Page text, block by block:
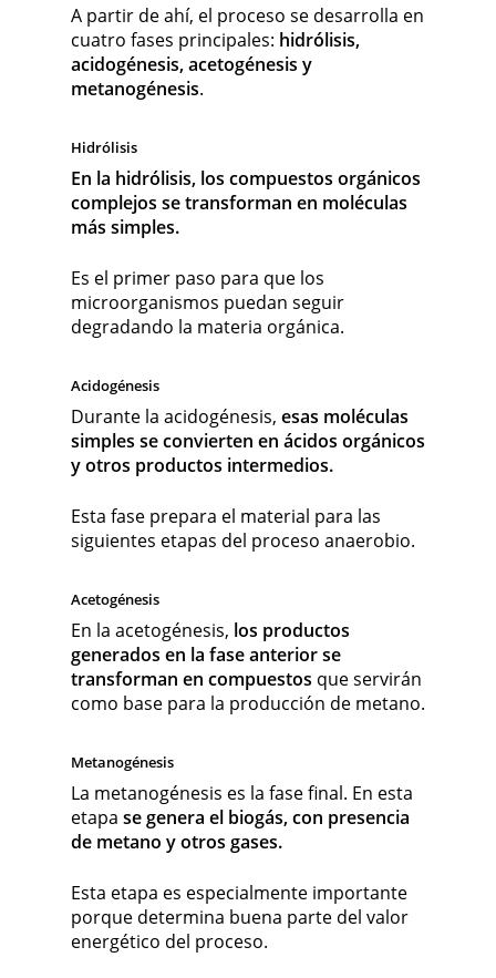
A partir de ahí, el proceso se desarrolla en
cuatro fases principales: hidrólisis,
acidogénesis, acetogénesis y
metanogénesis.
Hidrólisis
En la hidrólisis, los compuestos orgánicos
complejos se transforman en moléculas
más simples.
Es el primer paso para que los
microorganismos puedan seguir
degradando la materia orgánica.
Acidogénesis
Durante la acidogénesis, esas moléculas
simples se convierten en ácidos orgánicos
y otros productos intermedios.
Esta fase prepara el material para las
siguientes etapas del proceso anaerobio.
Acetogénesis
En la acetogénesis, los productos
generados en la fase anterior se
transforman en compuestos que servirán
como base para la producción de metano.
Metanogénesis
La metanogénesis es la fase final. En esta
etapa se genera el biogás, con presencia
de metano y otros gases.
Esta etapa es especialmente importante
porque determina buena parte del valor
energético del proceso.